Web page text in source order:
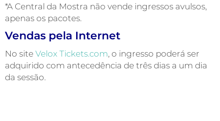
*A Central da Mostra não vende ingressos avulsos,
apenas os pacotes.
Vendas pela Internet
No site Velox Tickets.com, o ingresso poderá ser
adquirido com antecedência de três dias a um dia
da sessão.